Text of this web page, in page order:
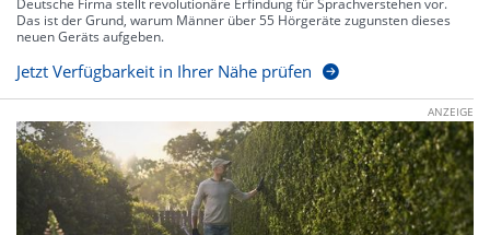
Deutsche Firma stellt revolutionäre Erfindung für Sprachverstehen vor.
Das ist der Grund, warum Männer über 55 Hörgeräte zugunsten dieses
neuen Geräts aufgeben.
Jetzt Verfügbarkeit in Ihrer Nähe prüfen
ANZEIGE